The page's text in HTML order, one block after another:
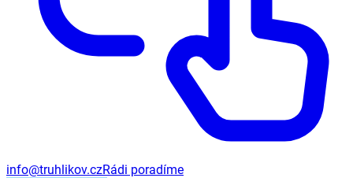
info@truhlikov.czRádi poradíme